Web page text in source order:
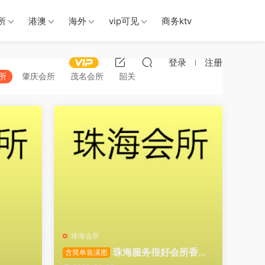
港澳 海外 vip可见 商务ktv
登录
注册
肇庆会所 茂名会所 韶关
珠海会所
含简单装潢图
珠海服务很好会所香洲